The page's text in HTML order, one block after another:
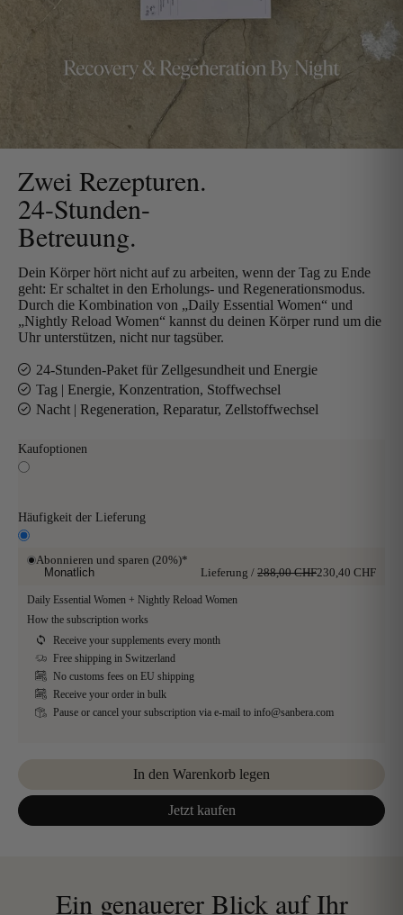
Zwei Rezepturen.
24-Stunden-
Betreuung.
Dein Körper hört nicht auf zu arbeiten, wenn der Tag zu Ende
geht: Er schaltet in den Erholungs- und Regenerationsmodus.
Durch die Kombination von „Daily Essential Women“ und
„Nightly Reload Women“ kannst du deinen Körper rund um die
Uhr unterstützen, nicht nur tagsüber.
24-Stunden-Paket für Zellgesundheit und Energie
Tag | Energie, Konzentration, Stoffwechsel
Nacht | Regeneration, Reparatur, Zellstoffwechsel
Kaufoptionen
Häufigkeit der Lieferung
Abonnieren und sparen (20%)*
Monatlich
230,40 CHF
288,00 CHF
/
Lieferung
Daily Essential Women + Nightly Reload Women
How the subscription works
Receive your supplements every month
Free shipping in Switzerland
No customs fees on EU shipping
Receive your order in bulk
Pause or cancel your subscription via e-mail to info@sanbera.com
In den Warenkorb legen
Jetzt kaufen
Ein genauerer Blick auf Ihr